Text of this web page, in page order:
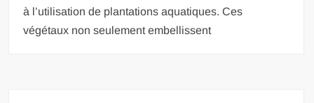
à l’utilisation de plantations aquatiques. Ces
végétaux non seulement embellissent